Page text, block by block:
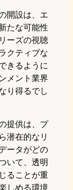
開設は、エ
たな可能性
ーズの視聴
クティブな
きるように
メント業界
り得るでし
提供は、プ
潜在的なリ
ータがどの
いて、透明
ることが重
しめる環境